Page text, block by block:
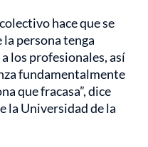
hace que se
la persona tenga
los profesionales, así
fundamentalmente
que fracasa”, dice
la Universidad de la